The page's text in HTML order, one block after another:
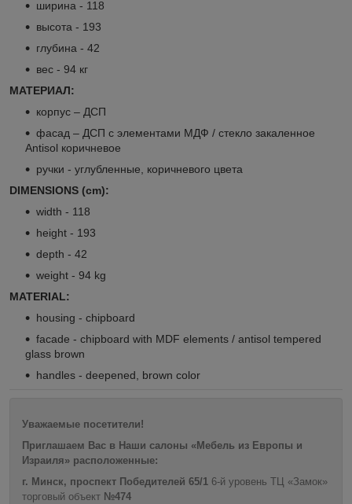
ширина - 118
высота - 193
глубина - 42
вес - 94 кг
МАТЕРИАЛ:
корпус – ДСП
фасад – ДСП с элементами МДФ / стекло закаленное
Antisol коричневое
ручки - углубленные, коричневого цвета
DIMENSIONS (cm):
width - 118
height - 193
depth - 42
weight - 94 kg
MATERIAL:
housing - chipboard
facade - chipboard with MDF elements / antisol tempered
glass brown
handles - deepened, brown color
Уважаемые посетители!
Приглашаем Вас в Наши салоны «Мебель из Европы и
Израиля» расположенные:
г. Минск, проспект Победителей 65/1 6-й уровень ТЦ «Замок»
торговый объект №474